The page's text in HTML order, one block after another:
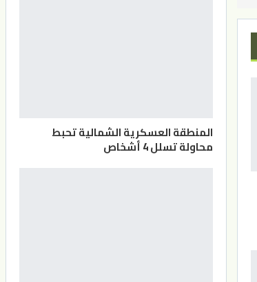
المنطقة العسكرية الشمالية تحبط
محاولة تسلل 4 أشخاص